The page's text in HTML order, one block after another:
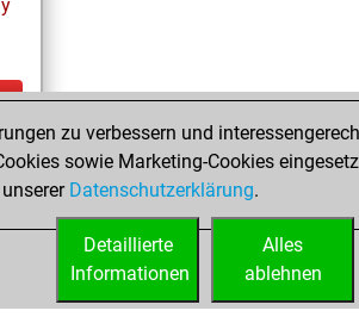
zu verbessern und
sowie Marketing-Cookies
Datenschutzerklärung.
Alles
ablehnen
Detaillierte
Informationen